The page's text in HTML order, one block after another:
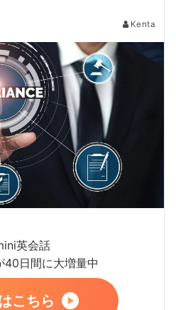
Kenta
英会話
40日間に大増量中
こちら